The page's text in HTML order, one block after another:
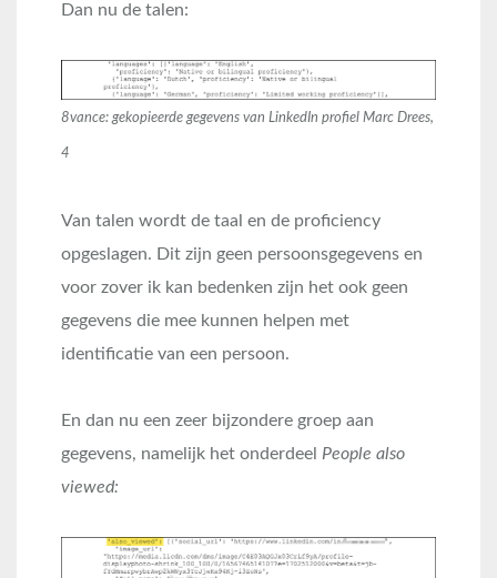
Dan nu de talen:
8vance: gekopieerde gegevens van LinkedIn profiel Marc Drees,
4
Van talen wordt de taal en de proficiency
opgeslagen. Dit zijn geen persoonsgegevens en
voor zover ik kan bedenken zijn het ook geen
gegevens die mee kunnen helpen met
identificatie van een persoon.
En dan nu een zeer bijzondere groep aan
gegevens, namelijk het onderdeel People also
viewed: